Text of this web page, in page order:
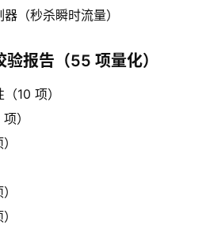
（秒杀瞬时流量）
报告（55 项量化）
10 项）
）